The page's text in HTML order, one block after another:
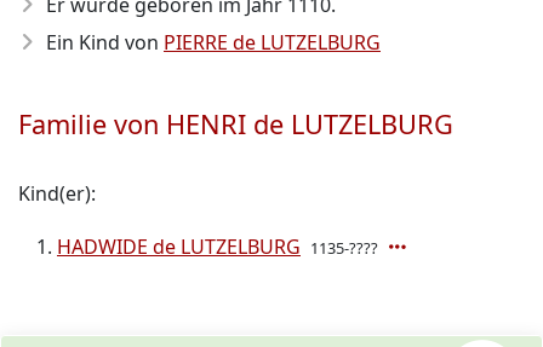
Ein Kind von PIERRE de LUTZELBURG
Familie von HENRI de LUTZELBURG
Kind(er):
HADWIDE de LUTZELBURG 1135-????